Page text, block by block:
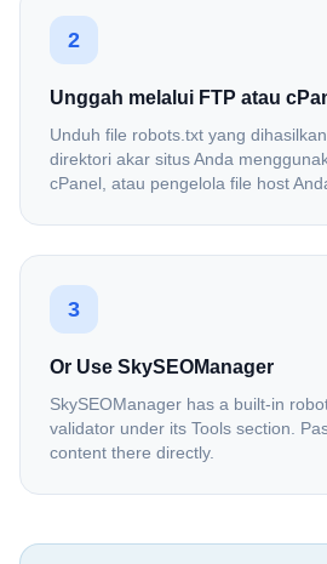
2
Unggah melalui FTP atau
Unduh file robots.txt yang
direktori akar situs Anda
cPanel, atau pengelola file host
3
Or Use SkySEOManager
SkySEOManager has a built-in
validator under its Tools section.
content there directly.